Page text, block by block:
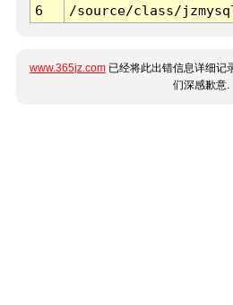
6
/source/class/
www.365jz.com 已经将此出错信息详细记
们深感歉意.